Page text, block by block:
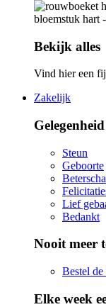
Bekijk alles
Vind hier een
Zakelijk
Gelegenheid
Steun
Geboorte
Lief
Bedankt
Nooit meer
Bestel de
Elke week